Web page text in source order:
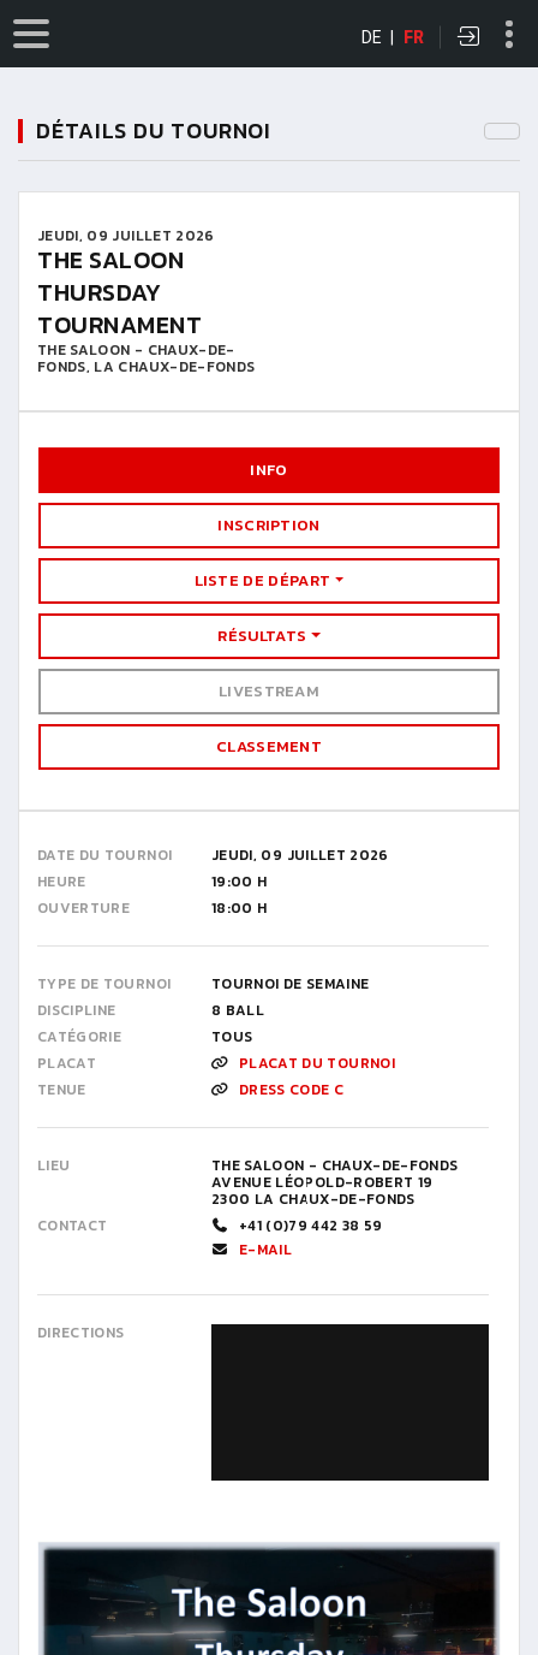
DE | FR
DÉTAILS DU TOURNOI
JEUDI, 09 JUILLET 2026
THE SALOON
THURSDAY
TOURNAMENT
THE SALOON - CHAUX-DE-
FONDS, LA CHAUX-DE-FONDS
INFO
INSCRIPTION
LISTE DE DÉPART
RÉSULTATS
LIVESTREAM
CLASSEMENT
DATE DU TOURNOI
JEUDI, 09 JUILLET 2026
HEURE
19:00 H
OUVERTURE
18:00 H
TYPE DE TOURNOI
TOURNOI DE SEMAINE
DISCIPLINE
8 BALL
CATÉGORIE
TOUS
PLACAT
PLACAT DU TOURNOI
TENUE
DRESS CODE C
LIEU THE SALOON - CHAUX-DE-FONDS
AVENUE LÉOPOLD-ROBERT 19
2300 LA CHAUX-DE-FONDS
CONTACT
+41 (0)79 442 38 59
E-MAIL
DIRECTIONS